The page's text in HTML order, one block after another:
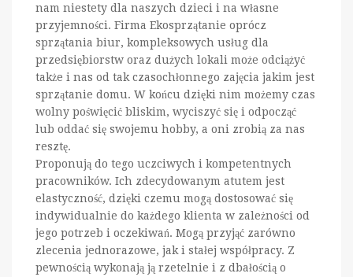
nam niestety dla naszych dzieci i na własne
przyjemności. Firma Ekosprzątanie oprócz
sprzątania biur, kompleksowych usług dla
przedsiębiorstw oraz dużych lokali może odciążyć
także i nas od tak czasochłonnego zajęcia jakim jest
sprzątanie domu. W końcu dzięki nim możemy czas
wolny poświęcić bliskim, wyciszyć się i odpocząć
lub oddać się swojemu hobby, a oni zrobią za nas
resztę.
Proponują do tego uczciwych i kompetentnych
pracowników. Ich zdecydowanym atutem jest
elastyczność, dzięki czemu mogą dostosować się
indywidualnie do każdego klienta w zależności od
jego potrzeb i oczekiwań. Mogą przyjąć zarówno
zlecenia jednorazowe, jak i stałej współpracy. Z
pewnością wykonają ją rzetelnie i z dbałością o